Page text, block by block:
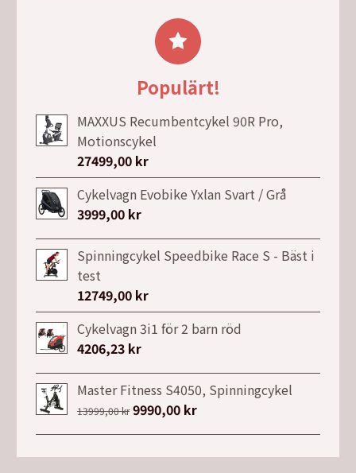
3999,00 kr.
är:
2995,00 kr.
Populärt!
MAXXUS Recumbentcykel 90R Pro,
Motionscykel
27499,00 kr
Cykelvagn Evobike Yxlan Svart / Grå
3999,00 kr
Spinningcykel Speedbike Race S - Bäst i
test
12749,00 kr
Cykelvagn 3i1 för 2 barn röd
4206,23 kr
Master Fitness S4050, Spinningcykel
13999,00kr Det
9990,00 krDet